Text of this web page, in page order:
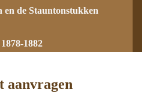
de Stauntonstukken
1882
aanvragen